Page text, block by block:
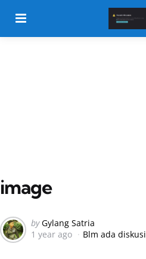
image
Posted
by
by Gylang Satria
1 year ago
Blm ada diskusi